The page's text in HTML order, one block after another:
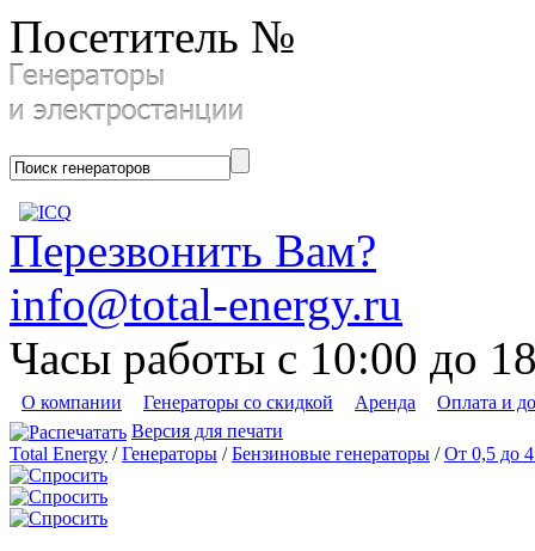
Посетитель №
Перезвонить Вам?
info@total-energy.ru
Часы работы с 10:00 до
О компании Генераторы со скидкой Аренда
Оплата и
Версия для печати
Total Energy /Генераторы /Бензиновые генераторы /От 0,5 до